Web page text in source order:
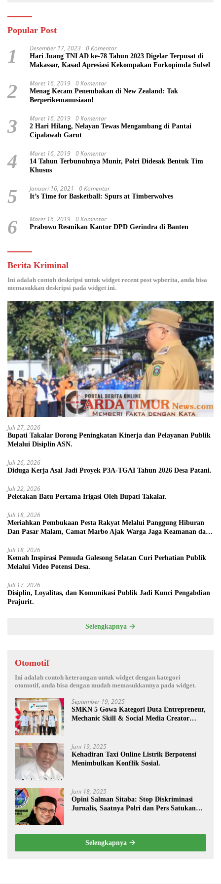
Popular Post
1 Desember 17, 2023 0 Komentar
Hari Juang TNI AD ke-78 Tahun 2023 Digelar Terpusat di
Makassar, Kasad Apresiasi Kekompakan Forkopimda Sulsel
2 Maret 16, 2019 0 Komentar
Menag Kecam Penembakan di New Zealand: Tak
Berperikemanusiaan!
3 Maret 16, 2019 0 Komentar
2 Hari Hilang, Nelayan Tewas Mengambang di Pantai
Cipalawah Garut
4 Maret 16, 2019 0 Komentar
14 Tahun Terbunuhnya Munir, Polri Didesak Bentuk Tim
Khusus
5 Januari 16, 2021 0 Komentar
It’s Time for Basketball: Spurs at Timberwolves
6 Maret 16, 2019 0 Komentar
Prabowo Resmikan Kantor DPD Gerindra di Banten
Berita Kriminal
Ini adalah contoh deskripsi untuk widget recent post wpberita, anda bisa
memasukkan deskripsi pada widget ini.
Juli 27, 2026
Bupati Takalar Dorong Peningkatan Kinerja dan Pelayanan Publik
Melalui Disiplin ASN.
Juli 26, 2026
Diduga Kerja Asal Jadi Proyek P3A-TGAI Tahun 2026 Desa Patani.
Juli 22, 2026
Peletakan Batu Pertama Irigasi Oleh Bupati Takalar.
Juli 18, 2026
Meriahkan Pembukaan Pesta Rakyat Melalui Panggung Hiburan
Dan Pasar Malam, Camat Marbo Ajak Warga Jaga Keamanan dan
Juli 18, 2026
Kemah Inspirasi Pemuda Galesong Selatan Curi Perhatian Publik
Melalui Video Potensi Desa.
Juli 17, 2026
Disiplin, Loyalitas, dan Komunikasi Publik Jadi Kunci Pengabdian
Prajurit.
Selengkapnya
Otomotif
Ini adalah contoh keterangan untuk widget dengan kategori
otomotif, anda bisa dengan mudah memasukkannya pada widget.
September 19, 2025
SMKN 5 Gowa Kategori Duta Entrepreneur,
Mechanic Skill & Social Media Creator
Juni 19, 2025
Kehadiran Taxi Online Listrik Berpotensi
Menimbulkan Konflik Sosial.
Juni 18, 2025
Opini Salman Sitaba: Stop Diskriminasi
Jurnalis, Saatnya Polri dan Pers Satukan
Selengkapnya